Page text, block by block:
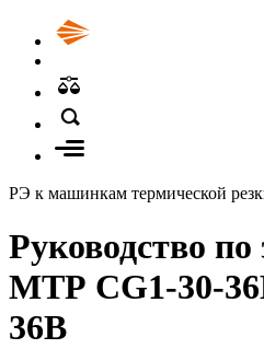
РЭ к машинкам термической
Руководство
МТР CG1-30-
36В